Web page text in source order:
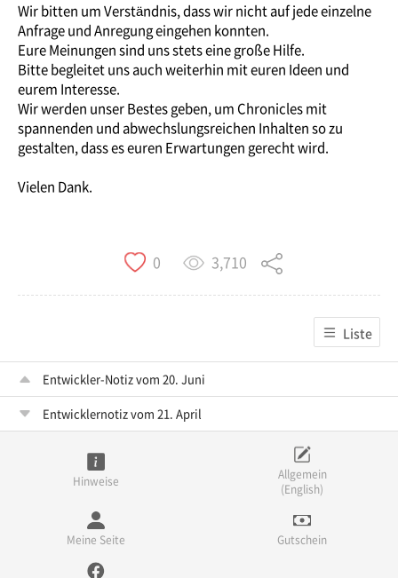
Wir bitten um Verständnis, dass wir nicht auf jede einzelne
Anfrage und Anregung eingehen konnten.
Eure Meinungen sind uns stets eine große Hilfe.
Bitte begleitet uns auch weiterhin mit euren Ideen und
eurem Interesse.
Wir werden unser Bestes geben, um Chronicles mit
spannenden und abwechslungsreichen Inhalten so zu
gestalten, dass es euren Erwartungen gerecht wird.
Vielen Dank.
0 3,710
Liste
Entwickler-Notiz vom 20. Juni
Entwicklernotiz vom 21. April
Hinweise
Allgemein
(English)
Meine Seite Gutschein